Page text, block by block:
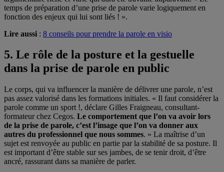
temps de préparation d’une prise de parole varie logiquement en
fonction des enjeux qui lui sont liés ! ».
Lire aussi : 8 conseils pour prendre la parole en visio
5. Le rôle de la posture et la gestuelle
dans la prise de parole en public
Le corps, qui va influencer la manière de délivrer une parole, n’est
pas assez valorisé dans les formations initiales. « Il faut considérer la
parole comme un sport !, déclare Gilles Fraigneau, consultant-
formateur chez Cegos. Le comportement que l’on va avoir lors
de la prise de parole, c’est l’image que l’on va donner aux
autres du professionnel que nous sommes. » La maîtrise d’un
sujet est renvoyée au public en partie par la stabilité de sa posture. Il
est important d’être stable sur ses jambes, de se tenir droit, d’être
ancré, rassurant dans sa manière de parler.